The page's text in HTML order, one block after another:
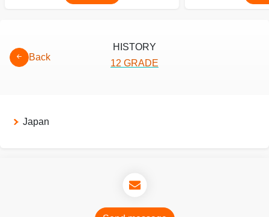
Back
HISTORY
12 GRADE
Japan